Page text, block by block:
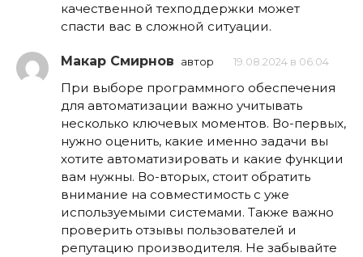
качественной техподдержки может
спасти вас в сложной ситуации.
Макар Смирнов автор 19.08.2024 в 06:04
При выборе программного обеспечения
для автоматизации важно учитывать
несколько ключевых моментов. Во-первых,
нужно оценить, какие именно задачи вы
хотите автоматизировать и какие функции
вам нужны. Во-вторых, стоит обратить
внимание на совместимость с уже
используемыми системами. Также важно
проверить отзывы пользователей и
репутацию производителя. Не забывайте